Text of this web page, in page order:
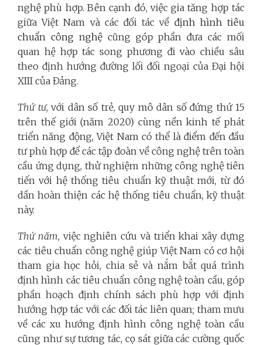
nghệ phù hợp. Bên cạnh đó, việc gia tăng hợp tác
giữa Việt Nam và các đối tác về định hình tiêu
chuẩn công nghệ cũng góp phần đưa các mối
quan hệ hợp tác song phương đi vào chiều sâu
theo định hướng đường lối đối ngoại của Đại hội
XIII của Đảng.
Thứ tư, với dân số trẻ, quy mô dân số đứng thứ 15
trên thế giới (năm 2020) cùng nền kinh tế phát
triển năng động, Việt Nam có thể là điểm đến đầu
tư phù hợp để các tập đoàn về công nghệ trên toàn
cầu ứng dụng, thử nghiệm những công nghệ tiên
tiến với hệ thống tiêu chuẩn kỹ thuật mới, từ đó
dần hoàn thiện các hệ thống tiêu chuẩn, kỹ thuật
này.
Thứ năm, việc nghiên cứu và triển khai xây dựng
các tiêu chuẩn công nghệ giúp Việt Nam có cơ hội
tham gia học hỏi, chia sẻ và nắm bắt quá trình
định hình các tiêu chuẩn công nghệ toàn cầu, góp
phần hoạch định chính sách phù hợp với định
hướng hợp tác với các đối tác liên quan; tham mưu
về các xu hướng định hình công nghệ toàn cầu
cũng như sự tương tác, cọ sát giữa các cường quốc